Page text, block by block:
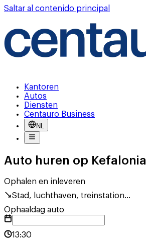
Saltar al contenido principal
Kantoren
Autos
Diensten
Centauro Business
NL
Auto huren op Kefalonia
Ophalen en inleveren
Stad, luchthaven, treinstation...
Ophaaldag auto
13:30